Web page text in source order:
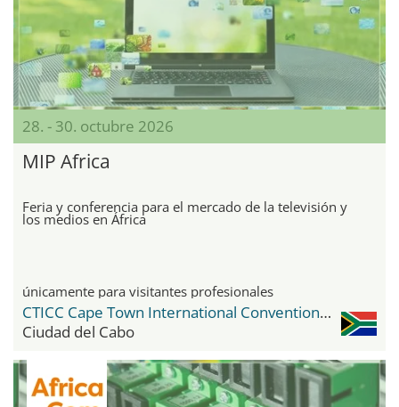
28. - 30. octubre 2026
MIP Africa
Feria y conferencia para el mercado de la televisión y
los medios en África
únicamente para visitantes profesionales
CTICC Cape Town International Convention Center
Ciudad del Cabo